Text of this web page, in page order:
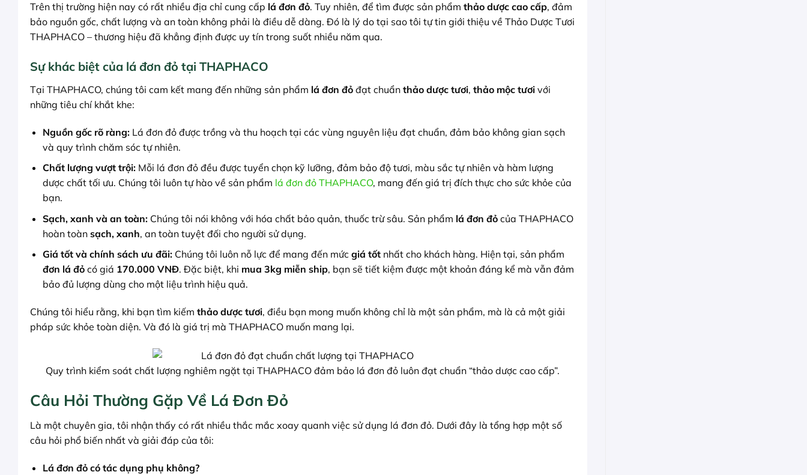
Trên thị trường hiện nay có rất nhiều địa chỉ cung cấp lá đơn đỏ. Tuy nhiên, để tìm được sản phẩm thảo dược cao cấp, đảm
bảo nguồn gốc, chất lượng và an toàn không phải là điều dễ dàng. Đó là lý do tại sao tôi tự tin giới thiệu về Thảo Dược Tươi
THAPHACO – thương hiệu đã khẳng định được uy tín trong suốt nhiều năm qua.
Sự khác biệt của lá đơn đỏ tại THAPHACO
Tại THAPHACO, chúng tôi cam kết mang đến những sản phẩm lá đơn đỏ đạt chuẩn thảo dược tươi, thảo mộc tươi với
những tiêu chí khắt khe:
Nguồn gốc rõ ràng:Lá đơn đỏ được trồng và thu hoạch tại các vùng nguyên liệu đạt chuẩn, đảm bảo không gian sạch
và quy trình chăm sóc tự nhiên.
Chất lượng vượt trội:Mỗi lá đơn đỏ đều được tuyển chọn kỹ lưỡng, đảm bảo độ tươi, màu sắc tự nhiên và hàm lượng
dược chất tối ưu. Chúng tôi luôn tự hào về sản phẩm lá đơn đỏ THAPHACO, mang đến giá trị đích thực cho sức khỏe của
bạn.
Sạch, xanh và an toàn:Chúng tôi nói không với hóa chất bảo quản, thuốc trừ sâu. Sản phẩm lá đơn đỏcủa THAPHACO
hoàn toàn sạch, xanh, an toàn tuyệt đối cho người sử dụng.
Giá tốt và chính sách ưu đãi:Chúng tôi luôn nỗ lực để mang đến mức giá tốtnhất cho khách hàng. Hiện tại, sản phẩm
đơn lá đỏcó giá 170.000 VNĐ. Đặc biệt, khi mua 3kg miễn ship, bạn sẽ tiết kiệm được một khoản đáng kể mà vẫn đảm
bảo đủ lượng dùng cho một liệu trình hiệu quả.
Chúng tôi hiểu rằng, khi bạn tìm kiếm thảo dược tươi, điều bạn mong muốn không chỉ là một sản phẩm, mà là cả một giải
pháp sức khỏe toàn diện. Và đó là giá trị mà THAPHACO muốn mang lại.
Quy trình kiểm soát chất lượng nghiêm ngặt tại THAPHACO đảm bảo lá đơn đỏ luôn đạt chuẩn “thảo dược cao cấp”.
Câu Hỏi Thường Gặp Về Lá Đơn Đỏ
Là một chuyên gia, tôi nhận thấy có rất nhiều thắc mắc xoay quanh việc sử dụng lá đơn đỏ. Dưới đây là tổng hợp một số
câu hỏi phổ biến nhất và giải đáp của tôi:
Lá đơn đỏ có tác dụng phụ không?